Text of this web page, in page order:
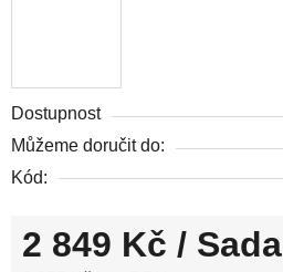
Dostupnost
Můžeme doručit do:
Kód:
2 849 Kč / Sada